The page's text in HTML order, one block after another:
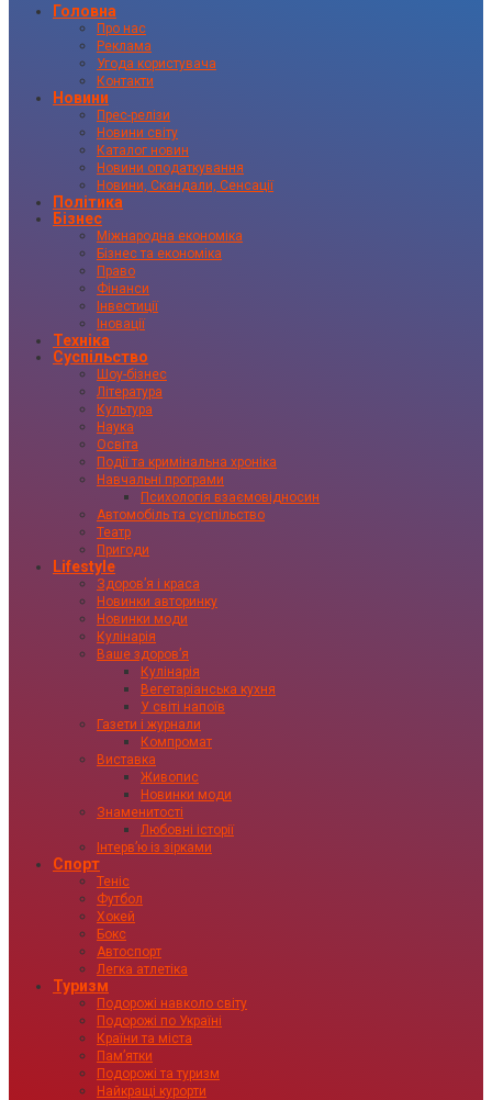
Головна
Про нас
Реклама
Угода користувача
Контакти
Новини
Прес-релізи
Новини світу
Каталог новин
Новини оподаткування
Новини, Скандали, Сенсації
Політика
Бізнес
Міжнародна економіка
Бізнес та економіка
Право
Фінанси
Інвестиції
Іновації
Техніка
Суспільство
Шоу-бізнес
Література
Культура
Наука
Освіта
Події та кримінальна хроніка
Навчальні програми
Психологія взаємовідносин
Автомобіль та суспільство
Театр
Пригоди
Lifestyle
Здоровʼя і краса
Новинки авторинку
Новинки моди
Кулінарія
Ваше здоровʼя
Кулінарія
Вегетаріанська кухня
У світі напоїв
Газети і журнали
Компромат
Виставка
Живопис
Новинки моди
Знаменитості
Любовні історії
Інтервʼю із зірками
Спорт
Теніс
Футбол
Хокей
Бокс
Автоспорт
Легка атлетіка
Туризм
Подорожі навколо світу
Подорожі по Україні
Країни та міста
Пам’ятки
Подорожі та туризм
Найкращі курорти